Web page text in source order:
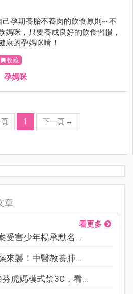
孕期養胎不養肉的飲食原則~ 不
媽咪，只要養成良好的飲食習慣，
康的孕媽咪唷！
收藏
孕媽咪
頁 1 下一頁 →
章
看更多
受害少年楊承勳名...
來襲！中醫教養肺...
虎媽模式禁3C，看...